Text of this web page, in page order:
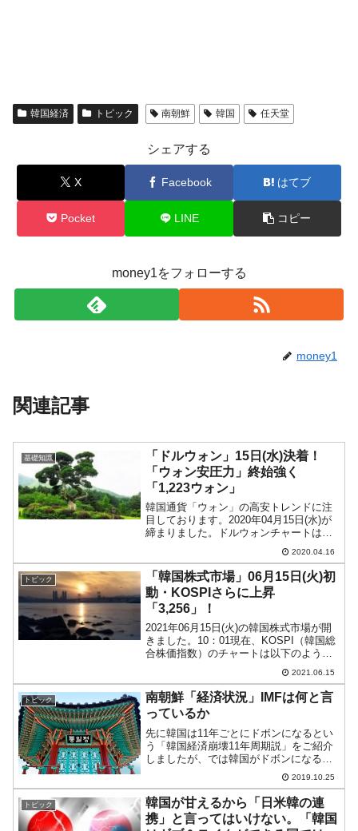
なスーパーリーグとは？
甲子園通算本塁打、最多の清原に次いで多く打っ
ている意外な選手とは？
Fact1 セレクトセールの高額取引馬が稼いだ金額とは？
韓国経済 トピック 南朝鮮 韓国 任天堂
シェアする
X Facebook はてブ
Pocket LINE コピー
money1をフォローする
money1
関連記事
基礎知識
「ドルウォン」15日(水)決着！
「ウォン安圧力」終始強く
「1,223ウォン」
韓国通貨「ウォン」の高安トレンドに注
目しております。2020年04月15日(水)が
締まりました。ドルウォンチャートは以
下のようになっています（チャートは
『Investing.com』より引用）。深夜にご
紹介した状況とほぼ変わらずで、大きな
陽...
2020.04.16
トピック
「韓国株式市場」06月15日(火)初
動・KOSPIさらに上昇
「3,256」！
2021年06月15日(火)の韓国株式市場が開
きました。10：01現在、KOSPI（韓国総
合株価指数）のチャートは以下のように
『Investing.com』より引用）。本日も陽
線で上昇しています。KOSPIは「3,2...
2021.06.15
トピック
南朝鮮「経済状況」IMFは何と言
っているか
先に韓国は11年ごとにドボンになるとい
う「韓国経済崩壊11年周期説」をご紹介
しましたが、では韓国がドボンになると
必ず出馬を要請されるであろう「世界を
股に掛ける高利貸し『IMF』」は、韓国
の経済状況についてはどのように述べて
いるのでしょうか？...
2019.10.25
トピック
韓国が甘えるから「日米韓の連
携」と言ってはいけない。「韓国